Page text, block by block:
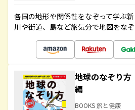
各国の地形や関係性をなぞって学ぶ新
川や街道、島など旅気分で地図をな
地球のなぞり
編
BOOKS 旅と健康